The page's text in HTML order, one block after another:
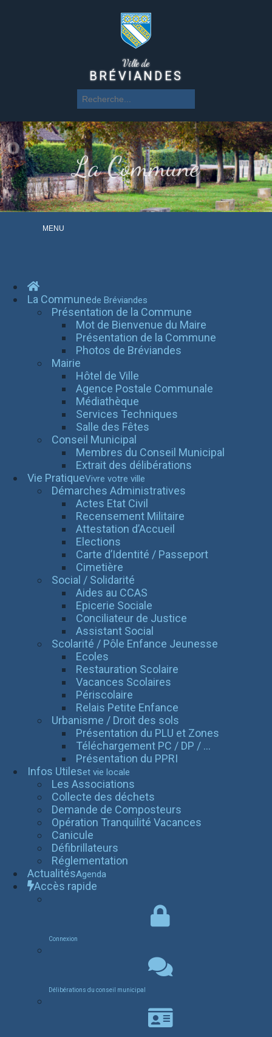
Ville de
BRÉVIANDES
La Commune
MENU
La Communede Bréviandes
Présentation de la Commune
Mot de Bienvenue du Maire
Présentation de la Commune
Photos de Bréviandes
Mairie
Hôtel de Ville
Agence Postale Communale
Médiathèque
Services Techniques
Salle des Fêtes
Conseil Municipal
Membres du Conseil Municipal
Extrait des délibérations
Vie PratiqueVivre votre ville
Démarches Administratives
Actes Etat Civil
Recensement Militaire
Attestation d’Accueil
Elections
Carte d’Identité / Passeport
Cimetière
Social / Solidarité
Aides au CCAS
Epicerie Sociale
Conciliateur de Justice
Assistant Social
Scolarité / Pôle Enfance Jeunesse
Ecoles
Restauration Scolaire
Vacances Scolaires
Périscolaire
Relais Petite Enfance
Urbanisme / Droit des sols
Présentation du PLU et Zones
Téléchargement PC / DP / ...
Présentation du PPRI
Infos Utileset vie locale
Les Associations
Collecte des déchets
Demande de Composteurs
Opération Tranquilité Vacances
Canicule
Défibrillateurs
Réglementation
ActualitésAgenda
Accès rapide
Connexion
Délibérations du conseil municipal